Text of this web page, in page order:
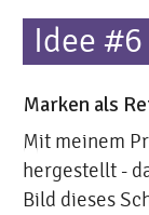
Idee #6
Marken als
Mit meinem
hergestellt -
Bild dieses